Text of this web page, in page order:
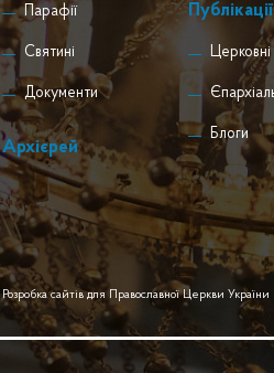
Парафії
Святині
Документи
Архієрей
Публікації
Церковні
Блоги
Розробка сайтів для Православної Церкви України